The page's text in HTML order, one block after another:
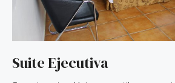
Suite Ejecutiva